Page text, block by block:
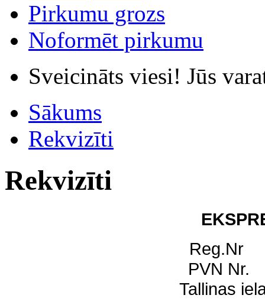
Pirkumu grozs
Noformēt pirkumu
Sveicināts viesi! Jūs
Sākums
Rekvizīti
Rekvizīti
Reg.Nr
PVN Nr.
Tallinas